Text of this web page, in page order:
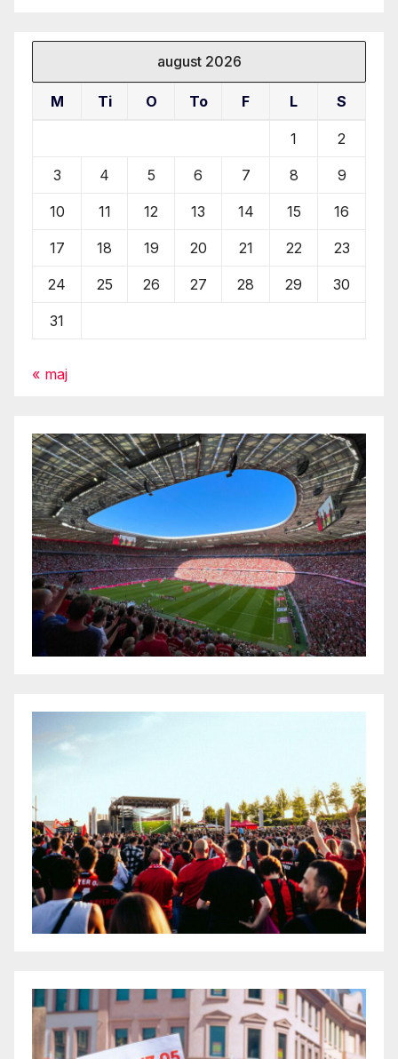
august 2026
M Ti O To F L S
1 2
3 4 5 6 7 8 9
10 11 12 13 14 15 16
17 18 19 20 21 22 23
24 25 26 27 28 29 30
31
« maj